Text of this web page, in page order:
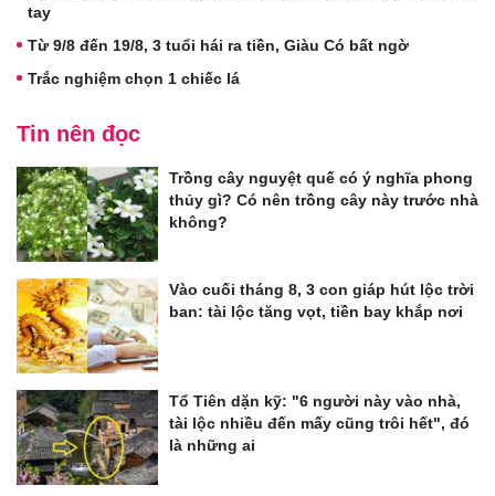
tay
Từ 9/8 đến 19/8, 3 tuổi hái ra tiền, Giàu Có bất ngờ
Trắc nghiệm chọn 1 chiếc lá
Tin nên đọc
Trồng cây nguyệt quế có ý nghĩa phong
thủy gì? Có nên trồng cây này trước nhà
không?
Vào cuối tháng 8, 3 con giáp hút lộc trời
ban: tài lộc tăng vọt, tiền bay khắp nơi
Tổ Tiên dặn kỹ: "6 người này vào nhà,
tài lộc nhiều đến mấy cũng trôi hết", đó
là những ai